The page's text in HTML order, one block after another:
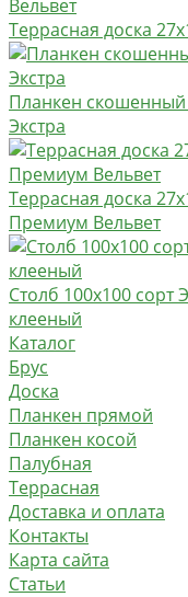
Террасная доска
Планкен скошенный
Экстра
Террасная доска
Премиум Вельвет
Столб 100х100 сорт
клееный
Каталог
Брус
Доска
Планкен прямой
Планкен косой
Палубная
Террасная
Доставка и оплата
Контакты
Карта сайта
Статьи